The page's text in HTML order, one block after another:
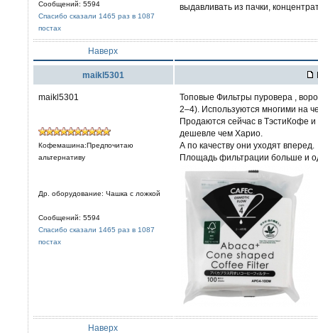
Сообщений: 5594
Спасибо сказали 1465 раз в 1087
постах
выдавливать из пачки,
Наверх
maikl5301
maikl5301
Кофемашина:Предпочитаю
альтернативу
Др. оборудование: Чашка с ложкой
Сообщений: 5594
Спасибо сказали 1465 раз в 1087
постах
Топовые Фильтры пуровера ,
2–4). Используются многими на
Продаются сейчас в ТэстиКофе и
дешевле чем Харио.
А по качеству они уходят вперед.
Площадь фильтрации больше и
Наверх